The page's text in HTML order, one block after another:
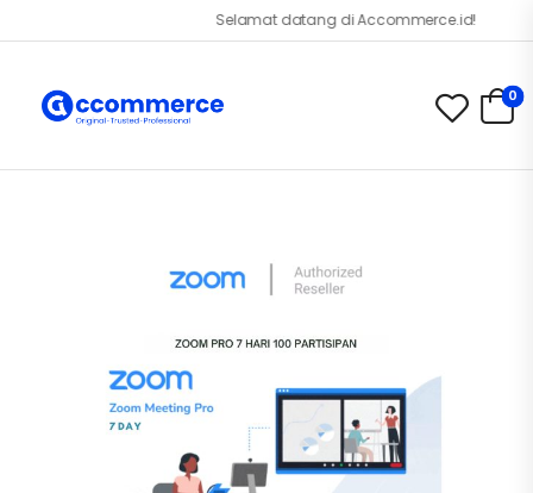
Selamat datang di Accommerce.id!
0